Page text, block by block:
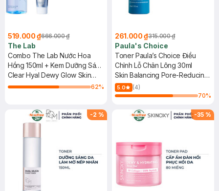
519.000 ₫666.000 ₫
The Lab
Combo The Lab Nước Hoa
Hồng 150ml + Kem Dưỡng Sáng
Da Cấp Ẩm Căng Mướt 50ml
Clear Hyal Dewy Glow Skin
Toner + Clear Hyal Dewy Glow
62%
261.000 ₫315.000 ₫
Paula's Choice
Toner Paula’s Choice Điều
Chỉnh Lỗ Chân Lông 30ml
Skin Balancing Pore-Reducing
Toner
5.0
(4)
70%
-2 % -35 %